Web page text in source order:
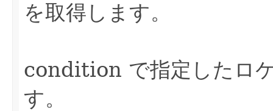
を取得します。
condition で指定したロ
す。